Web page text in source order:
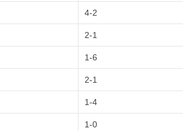
4-2
2-1
1-6
2-1
1-4
1-0